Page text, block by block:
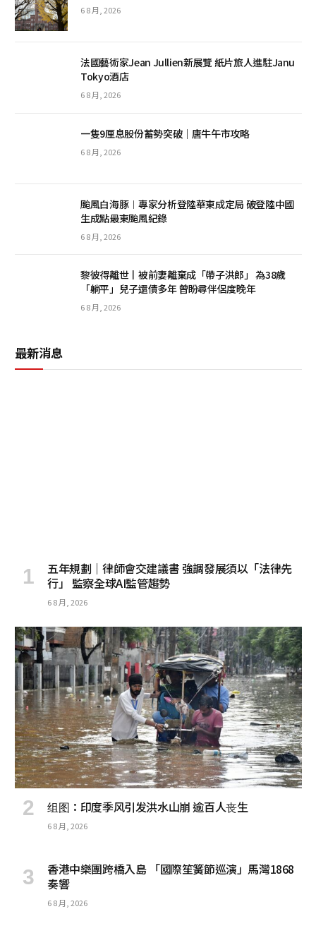
6 8 月, 2026
法國藝術家Jean Jullien新展覽 紙片旅人進駐Janu
Tokyo酒店
6 8 月, 2026
一隻9厘息股份蓄勢突破｜唐牛午市攻略
6 8 月, 2026
颱風白海豚︱專家分析登陸華東成定局 破登陸中國
生成點最東颱風紀錄
6 8 月, 2026
黎彼得離世丨被前妻離棄成「帶子洪郎」 為38歲
「躺平」兒子還債多年 曾盼尋伴侶度晚年
6 8 月, 2026
最新消息
五年規劃｜律師會交建議書 強調發展須以「法律先
行」 監察全球AI監管趨勢
6 8 月, 2026
组图：印度季风引发洪水山崩 逾百人丧生
6 8 月, 2026
香港中樂團跨橋入島 「國際笙簧節巡演」馬灣1868
奏響
6 8 月, 2026